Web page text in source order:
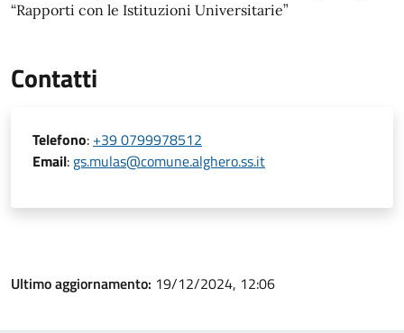
“Rapporti con le Istituzioni Universitarie”
Contatti
Telefono: +39 0799978512
Email: gs.mulas@comune.alghero.ss.it
Ultimo aggiornamento: 19/12/2024, 12:06